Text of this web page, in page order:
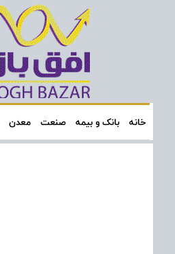
خانه بانک و بیمه صنعت معدن